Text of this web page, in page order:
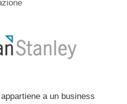
appartiene a un business